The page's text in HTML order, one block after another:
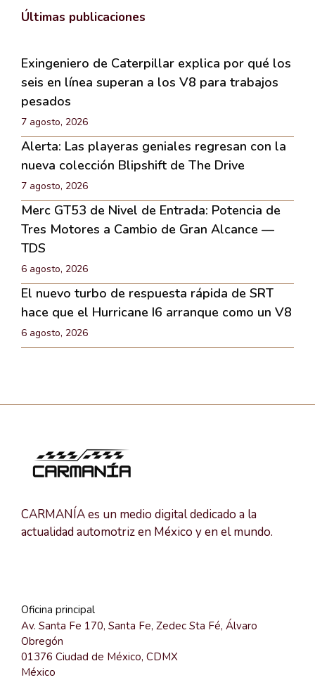
Últimas publicaciones
Exingeniero de Caterpillar explica por qué los
seis en línea superan a los V8 para trabajos
pesados
7 agosto, 2026
Alerta: Las playeras geniales regresan con la
nueva colección Blipshift de The Drive
7 agosto, 2026
Merc GT53 de Nivel de Entrada: Potencia de
Tres Motores a Cambio de Gran Alcance —
TDS
6 agosto, 2026
El nuevo turbo de respuesta rápida de SRT
hace que el Hurricane I6 arranque como un V8
6 agosto, 2026
CARMANÍA es un medio digital dedicado a la
actualidad automotriz en México y en el mundo.
Oficina principal
Av. Santa Fe 170, Santa Fe, Zedec Sta Fé, Álvaro
Obregón
01376 Ciudad de México, CDMX
México